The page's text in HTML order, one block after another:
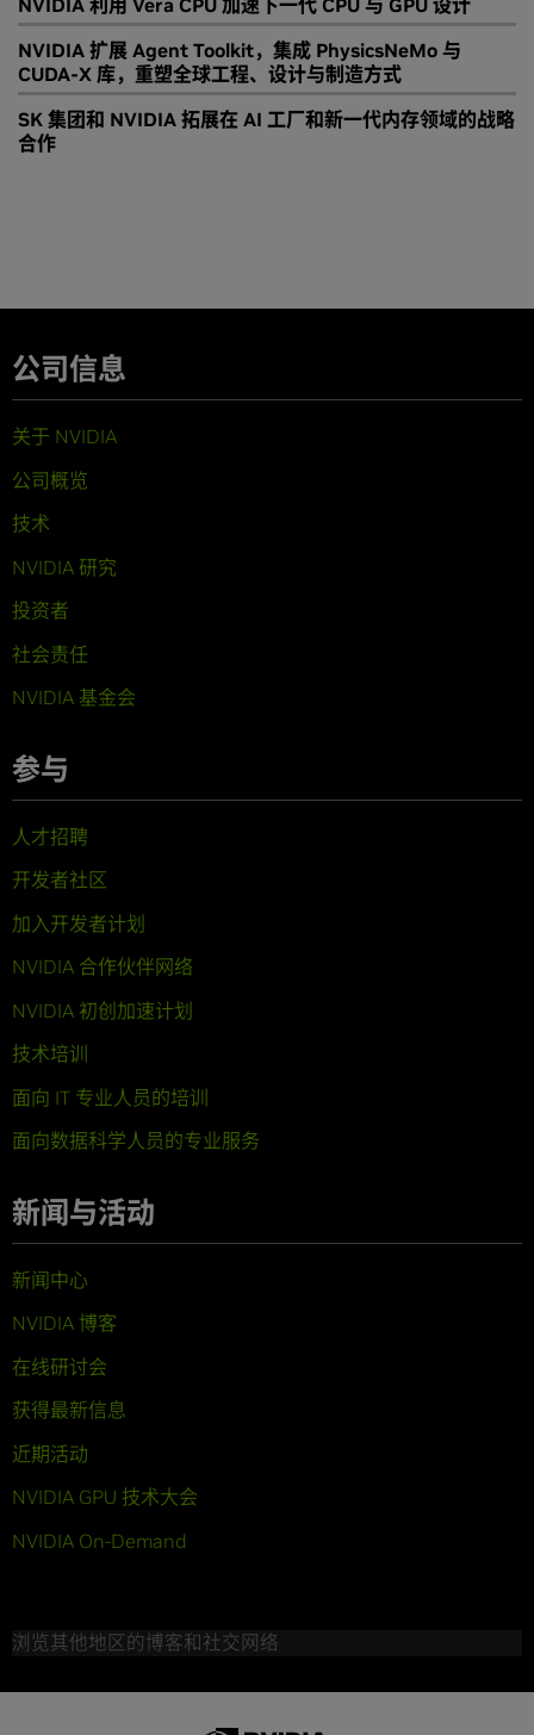
NVIDIA 利用 Vera CPU 加速下一代 CPU 与 GPU 设计
NVIDIA 扩展 Agent Toolkit，集成 PhysicsNeMo 与
CUDA-X 库，重塑全球工程、设计与制造方式
SK 集团和 NVIDIA 拓展在 AI 工厂和新一代内存领域的战略
合作
公司信息
关于 NVIDIA
公司概览
技术
NVIDIA 研究
投资者
社会责任
NVIDIA 基金会
参与
人才招聘
开发者社区
加入开发者计划
NVIDIA 合作伙伴网络
NVIDIA 初创加速计划
技术培训
面向 IT 专业人员的培训
面向数据科学人员的专业服务
新闻与活动
新闻中心
NVIDIA 博客
在线研讨会
获得最新信息
近期活动
NVIDIA GPU 技术大会
NVIDIA On-Demand
浏览其他地区的博客和社交网络